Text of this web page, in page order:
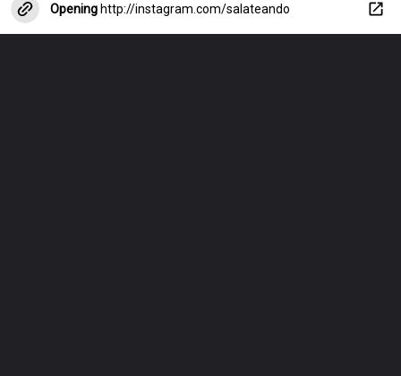
Opening http://instagram.com/salateando